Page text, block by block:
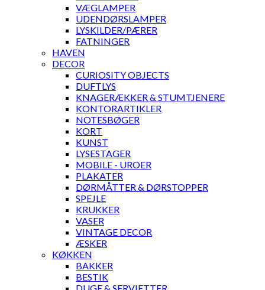
VÆGLAMPER
UDENDØRSLAMPER
LYSKILDER/PÆRER
FATNINGER
HAVEN
DECOR
CURIOSITY OBJECTS
DUFTLYS
KNAGERÆKKER & STUMTJENERE
KONTORARTIKLER
NOTESBØGER
KORT
KUNST
LYSESTAGER
MOBILE - UROER
PLAKATER
DØRMÅTTER & DØRSTOPPER
SPEJLE
KRUKKER
VASER
VINTAGE DECOR
ÆSKER
KØKKEN
BAKKER
BESTIK